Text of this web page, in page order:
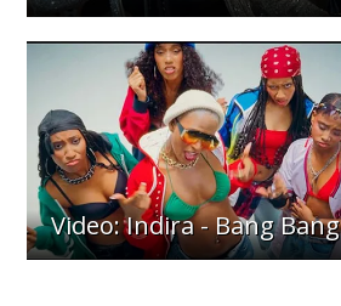
Video: Indira - Bang Bang